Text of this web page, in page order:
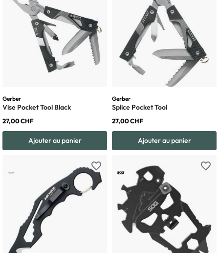
Gerber
Vise Pocket Tool Black
27,00 CHF
Ajouter au panier
Gerber
Splice Pocket Tool
27,00 CHF
Ajouter au panier
favorite_border favorite_border